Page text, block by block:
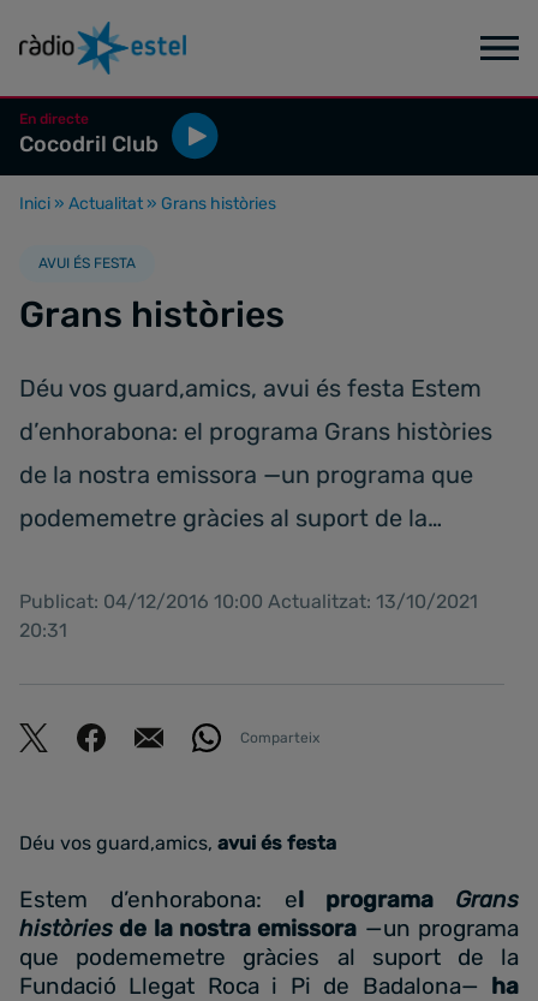
En directe
Cocodril Club
Inici » Actualitat » Grans històries
AVUI ÉS FESTA
Grans històries
Déu vos guard,amics, avui és festa Estem
d’enhorabona: el programa Grans històries
de la nostra emissora ­—u­­n programa que
podememetre gràcies al suport de la…
Publicat: 04/12/2016 10:00 Actualitzat: 13/10/2021
20:31
Comparteix
Déu vos guard,amics, avui és festa
Estem d’enhorabona: el programa Grans
històries de la nostra emissora ­—u­­n programa
que podememetre gràcies al suport de la
Fundació Llegat Roca i Pi de Badalona— ha